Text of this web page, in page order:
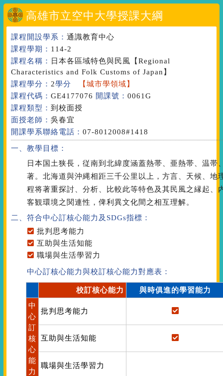
高雄市立空中大學授課大綱
課程開設學系： 通識教育中心
課程學期： 114-2
課程名稱：
日本各區域特色與民風 【Regional
Characteristics and Folk Customs of Japan】
課程學分： 2學分
【城市學領域】
課程代碼： GE4177076 開課號： 0061G
課程類型： 到校面授
面授老師： 吳春宜
開課學系聯絡電話： 07-8012008#1418
一、教學目標：
日本国土狭長，従南到北緯度涵蓋熱帯、亜熱帯、温
著。北海道與沖縄相距三千公里以上，方言、天候、地
程将著重探討、分析、比較此等特色及其民風之縁起、
客観環境之関連性，俾利異文化間之相互理解。
二、符合中心訂核心能力 及SDGs指標 ：
批判思考能力
互助與生活知能
職場與生活學習力
中心訂核心能力與校訂核心能力對應表：
校訂核心能力
與時俱進的學習能力
中
心
訂
核
心
能
力
批判思考能力
互助與生活知能
職場與生活學習力